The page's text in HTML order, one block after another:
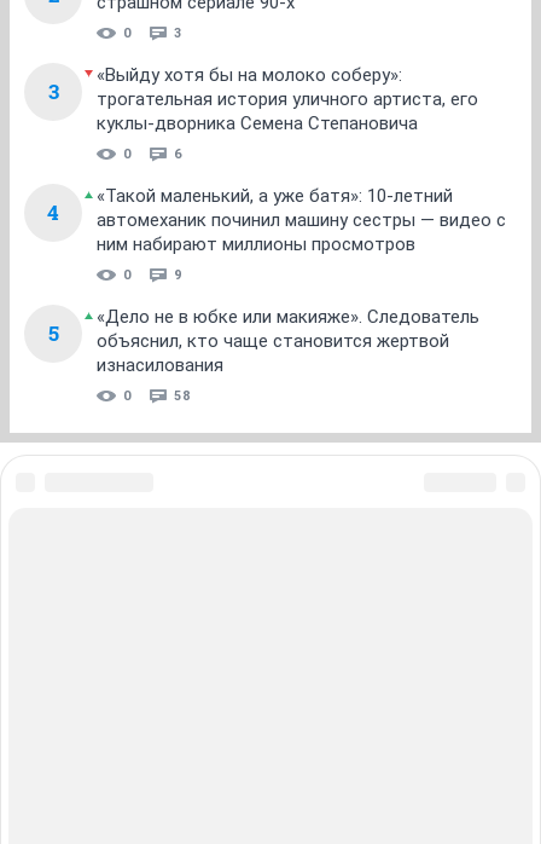
0 3
3
«Выйду хотя бы на молоко соберу»:
трогательная история уличного артиста, его
куклы-дворника Семена Степановича
0 6
4
«Такой маленький, а уже батя»: 10-летний
автомеханик починил машину сестры — видео с
ним набирают миллионы просмотров
0 9
5
«Дело не в юбке или макияже». Следователь
объяснил, кто чаще становится жертвой
изнасилования
0 58